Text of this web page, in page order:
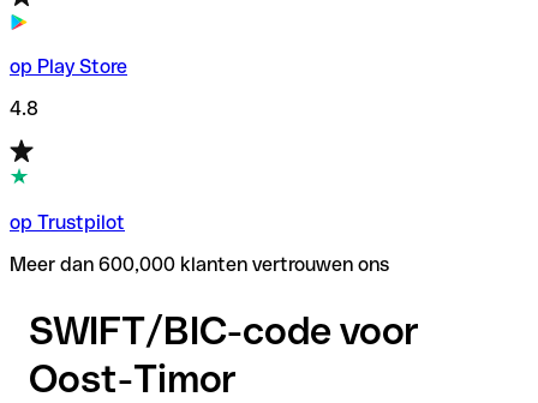
op Play Store
4.8
op Trustpilot
Meer dan 600,000 klanten vertrouwen ons
SWIFT/BIC-code voor
Oost-Timor